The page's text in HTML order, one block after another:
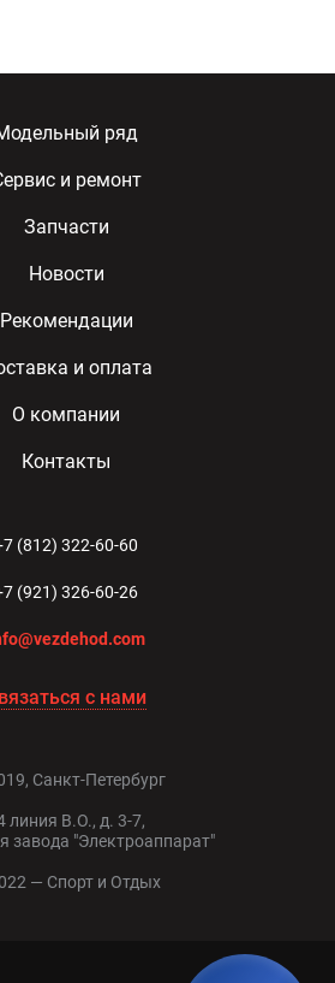
ряд
и ремонт
Запчасти
Новости
Рекомендации
и оплата
О компании
Контакты
(812) 322-60-60
(921) 326-60-26
с нами
Санкт-Петербург
линия В.О., д. 3-7,
завода "Электроаппарат"
— Спорт и Отдых